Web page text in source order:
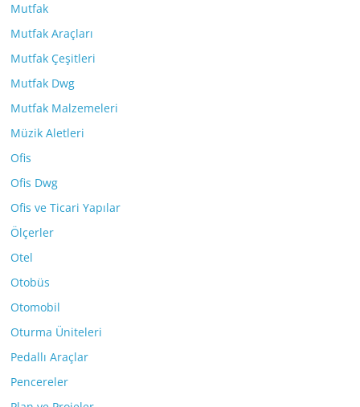
Mutfak
Mutfak Araçları
Mutfak Çeşitleri
Mutfak Dwg
Mutfak Malzemeleri
Müzik Aletleri
Ofis
Ofis Dwg
Ofis ve Ticari Yapılar
Ölçerler
Otel
Otobüs
Otomobil
Oturma Üniteleri
Pedallı Araçlar
Pencereler